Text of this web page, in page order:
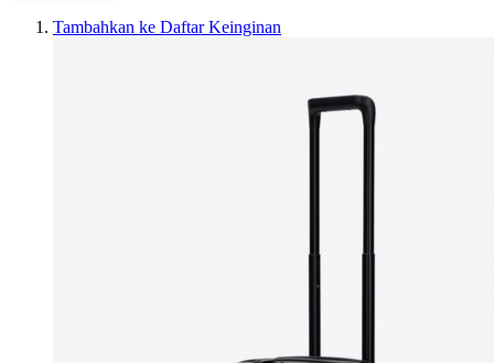
Tambahkan ke Daftar Keinginan